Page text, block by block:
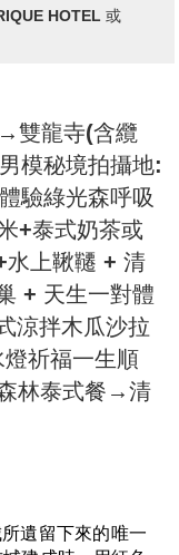
年時依照原來
后行宮+御花園
旅居瑞士的皇太后
這位皇太后就是
非常關心泰國人
令清萊這個毒品
區，為少數民族
地人民的收入，
年皇太后辭世
過宮內的展品及
御花園占地將近
花卉，一年四季
團錦簇。
－蘭娜古城
＋大塔寺＋水
CAMP】帶各位
校於此參觀工作
他們所安排的精
可愛大象自由隨
親身體驗騎大象
用以代步座騎大
難得又絕妙的回
頸族的風俗習慣
，故更顯現出它
，小女孩七歲開
可比清邁著名的